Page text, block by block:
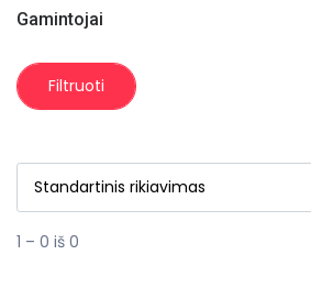
Gamintojai
Filtruoti
1 – 0 iš 0